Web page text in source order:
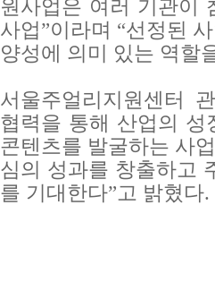
원사업은 여러 기관이
사업”이라며 “선정된
양성에 의미 있는 역할
서울주얼리지원센터
협력을 통해 산업의
콘텐츠를 발굴하는 사
심의 성과를 창출하고
를 기대한다”고 밝혔다.